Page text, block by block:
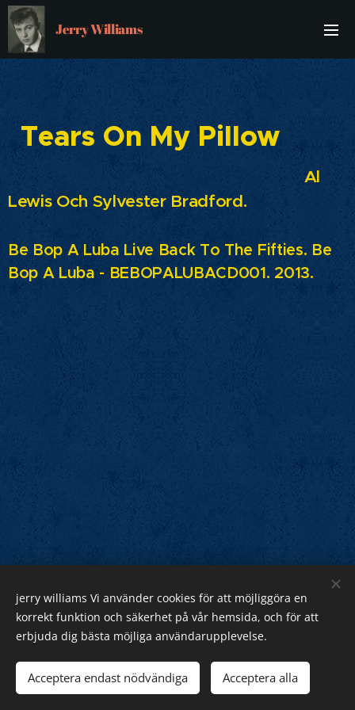
Jerry Williams
Tears On My Pillow
Al
Lewis Och Sylvester Bradford.
Be Bop A Luba Live Back To The Fifties. Be
Bop A Luba - BEBOPALUBACD001. 2013.
Jerry Williams
Sveriges Rock Kung.
Webnode Cookies
jerry williams Vi använder cookies för att möjliggöra en
korrekt funktion och säkerhet på vår hemsida, och för att
erbjuda dig bästa möjliga användarupplevelse.
Acceptera endast nödvändiga Acceptera alla